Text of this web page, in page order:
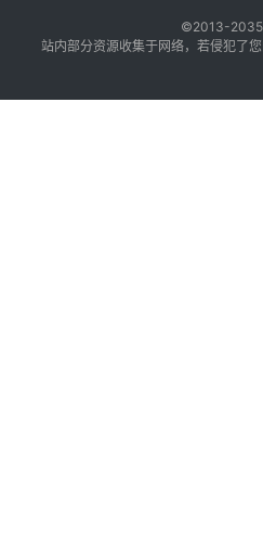
©2013-2035
站内部分资源收集于网络，若侵犯了